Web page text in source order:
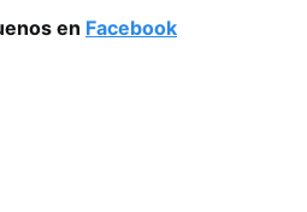
en Facebook